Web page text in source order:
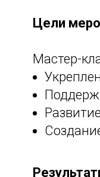
Цели
Мастер-